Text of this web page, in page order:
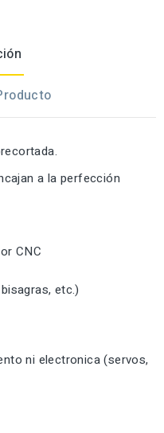
a la perfección
CNC
etc.)
ni electronica (servos,